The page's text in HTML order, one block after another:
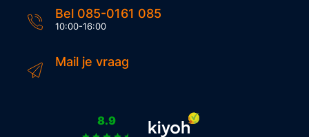
Bel 085-0161 085
10:00-16:00
Mail je vraag
8.9